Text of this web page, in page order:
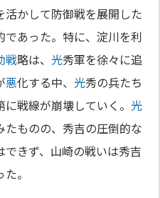
活かして防御戦を展開した
あった。特に、淀川を利
戦略は、 光秀軍を徐々に追
悪化する中、 光秀の兵たち
戦線が崩壊していく。 光
ものの、秀吉の圧倒的な
きず、山崎の戦いは秀吉
。